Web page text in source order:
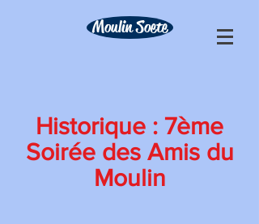
Moulin Soete
Historique : 7ème
Soirée des Amis du
Moulin